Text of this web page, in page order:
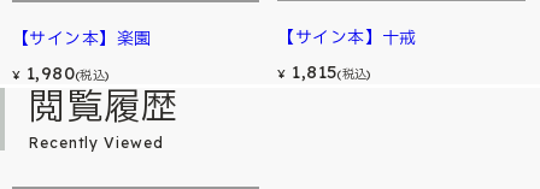
【サイン本】楽園
¥ 1,980(税込)
【サイン本】十戒
¥ 1,815(税込)
閲覧履歴
Recently Viewed